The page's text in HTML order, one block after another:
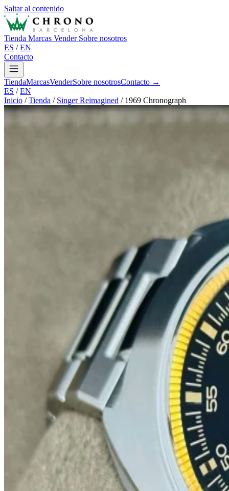
Saltar al contenido
Tienda Marcas Vender Sobre nosotros
ES / EN
Contacto
TiendaMarcasVenderSobre nosotrosContacto →
ES / EN
Inicio / Tienda / Singer Reimagined / 1969 Chronograph